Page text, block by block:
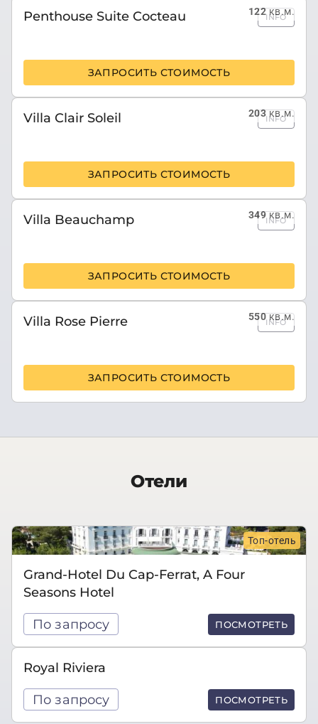
122кв.м.
Penthouse Suite Cocteau INFO
ЗАПРОСИТЬ СТОИМОСТЬ
203кв.м.
Villa Clair Soleil INFO
ЗАПРОСИТЬ СТОИМОСТЬ
349кв.м.
Villa Beauchamp INFO
ЗАПРОСИТЬ СТОИМОСТЬ
550кв.м.
Villa Rose Pierre INFO
ЗАПРОСИТЬ СТОИМОСТЬ
Отели
Топ-отель
Grand-Hotel Du Cap-Ferrat, A Four
Seasons Hotel
По запросу ПОСМОТРЕТЬ
Royal Riviera
По запросу ПОСМОТРЕТЬ